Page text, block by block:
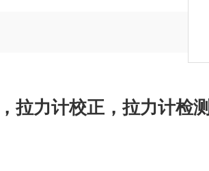
拉力计校正，拉力计检测